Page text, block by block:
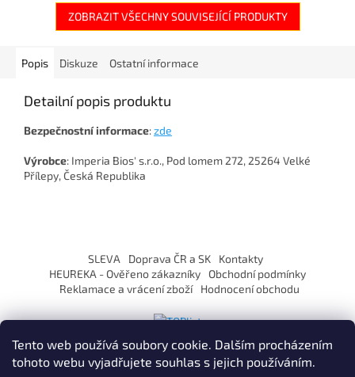
Tento web používá soubory cookie. Dalším procházením
tohoto webu vyjadřujete souhlas s jejich používáním.
ZOBRAZIT VŠECHNY SOUVISEJÍCÍ PRODUKTY
Popis Diskuze Ostatní informace
Detailní popis produktu
Bezpečnostní informace:zde
Výrobce: Imperia Bios' s.r.o., Pod lomem 272, 25264 Velké
Přílepy, Česká Republika
í
SLEVA Doprava ČR a SK
Kontakty
HEUREKA - Ověřeno zákazníky
Obchodní podmínky
Reklamace a vrácení zboží
Hodnocení obchodu